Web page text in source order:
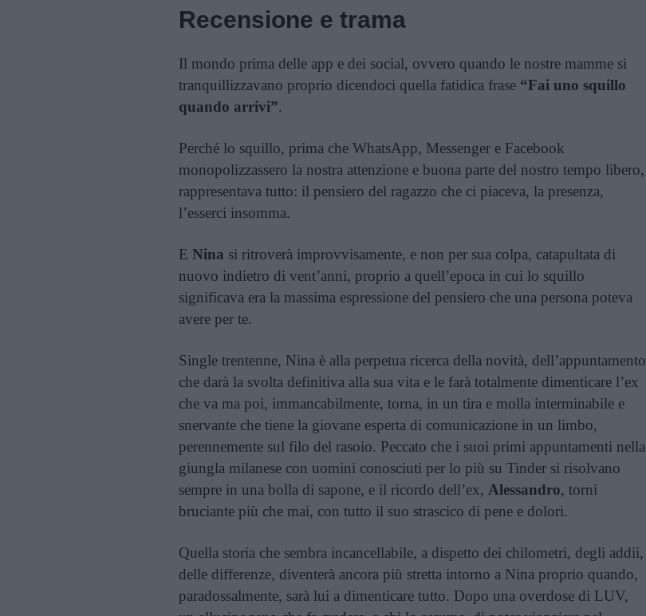
Recensione e trama
Il mondo prima delle app e dei social, ovvero quando le nostre mamme si
tranquillizzavano proprio dicendoci quella fatidica frase “Fai uno squillo
quando arrivi”.
Perché lo squillo, prima che WhatsApp, Messenger e Facebook
monopolizzassero la nostra attenzione e buona parte del nostro tempo libero,
rappresentava tutto: il pensiero del ragazzo che ci piaceva, la presenza,
l’esserci insomma.
E Nina si ritroverà improvvisamente, e non per sua colpa, catapultata di
nuovo indietro di vent’anni, proprio a quell’epoca in cui lo squillo
significava era la massima espressione del pensiero che una persona poteva
avere per te.
Single trentenne, Nina è alla perpetua ricerca della novità, dell’appuntamento
che darà la svolta definitiva alla sua vita e le farà totalmente dimenticare l’ex
che va ma poi, immancabilmente, torna, in un tira e molla interminabile e
snervante che tiene la giovane esperta di comunicazione in un limbo,
perennemente sul filo del rasoio. Peccato che i suoi primi appuntamenti nella
giungla milanese con uomini conosciuti per lo più su Tinder si risolvano
sempre in una bolla di sapone, e il ricordo dell’ex, Alessandro, torni
bruciante più che mai, con tutto il suo strascico di pene e dolori.
Quella storia che sembra incancellabile, a dispetto dei chilometri, degli addii,
delle differenze, diventerà ancora più stretta intorno a Nina proprio quando,
paradossalmente, sarà lui a dimenticare tutto. Dopo una overdose di LUV,